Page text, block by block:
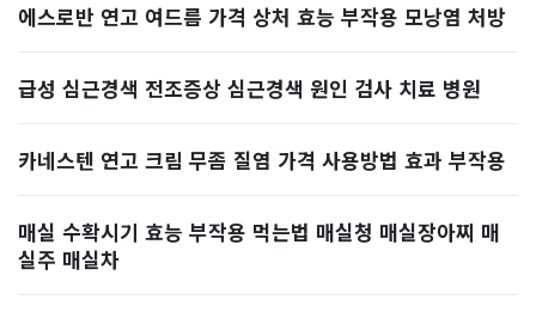
에스로반 연고 여드름 가격 상처 효능 부작용 모낭염 처방
급성 심근경색 전조증상 심근경색 원인 검사 치료 병원
카네스텐 연고 크림 무좀 질염 가격 사용방법 효과 부작용
매실 수확시기 효능 부작용 먹는법 매실청 매실장아찌 매
실주 매실차